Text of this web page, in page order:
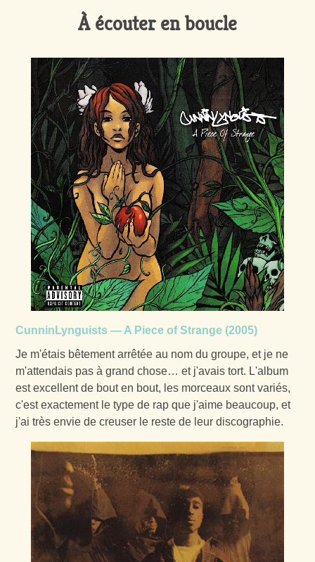
À écouter en boucle
CunninLynguists — A Piece of Strange (2005)
Je m'étais bêtement arrêtée au nom du groupe, et je ne
m'attendais pas à grand chose… et j'avais tort. L'album
est excellent de bout en bout, les morceaux sont variés,
c'est exactement le type de rap que j'aime beaucoup, et
j'ai très envie de creuser le reste de leur discographie.